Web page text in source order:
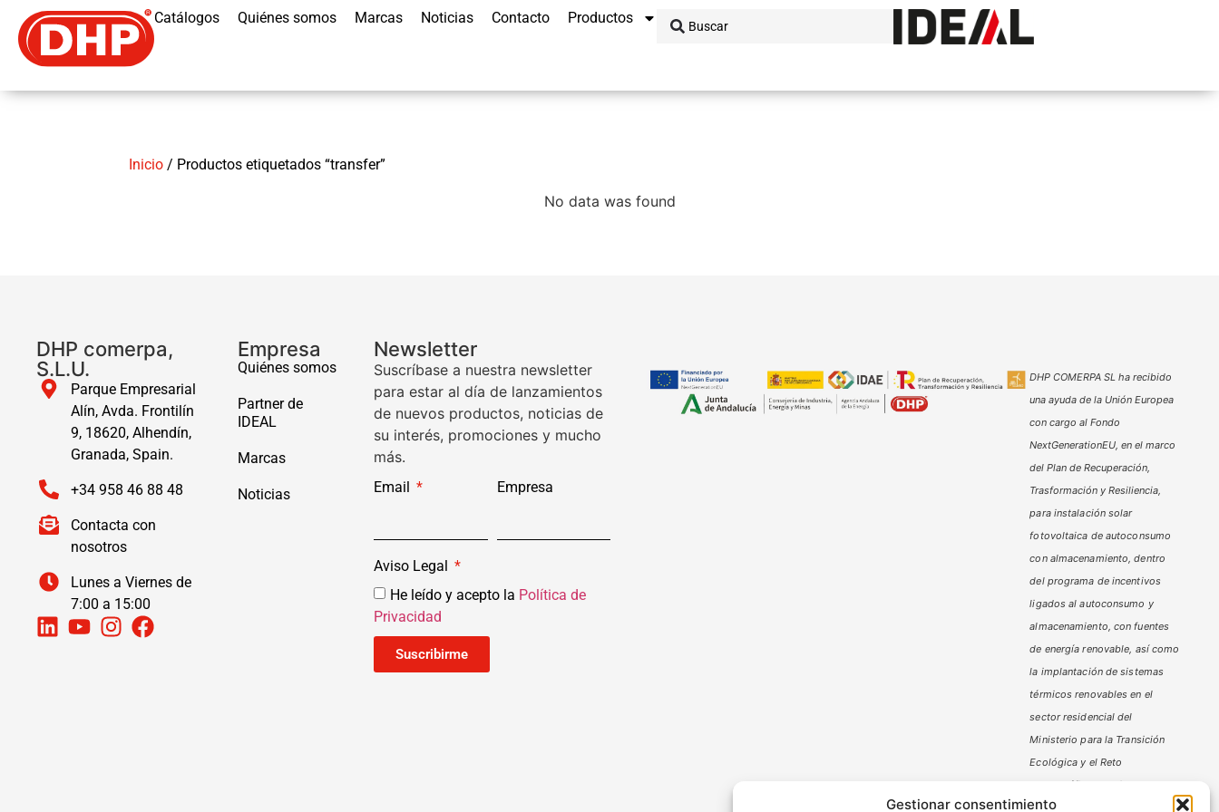
Gestionar consentimiento
Catálogos Quiénes somos Marcas Noticias Contacto Productos
Inicio / Productos etiquetados “transfer”
No data was found
DHP comerpa,
S.L.U.
Parque Empresarial
Alín, Avda. Frontilín
9, 18620, Alhendín,
Granada, Spain.
+34 958 46 88 48
Contacta con
nosotros
Lunes a Viernes de
7:00 a 15:00
Empresa
Quiénes somos
Partner de
IDEAL
Marcas
Noticias
Newsletter
Suscríbase a nuestra newsletter
para estar al día de lanzamientos
de nuevos productos, noticias de
su interés, promociones y mucho
más.
Email Empresa
Aviso Legal
He leído y acepto la Política de
Privacidad
Suscribirme
DHP COMERPA SL ha recibido
una ayuda de la Unión Europea
con cargo al Fondo
NextGenerationEU, en el marco
del Plan de Recuperación,
Trasformación y Resiliencia,
para instalación solar
fotovoltaica de autoconsumo
con almacenamiento, dentro
del programa de incentivos
ligados al autoconsumo y
almacenamiento, con fuentes
de energía renovable, así como
la implantación de sistemas
térmicos renovables en el
sector residencial del
Ministerio para la Transición
Ecológica y el Reto
Demográfico,
gestionado por
la Junta de Andalucía, a través